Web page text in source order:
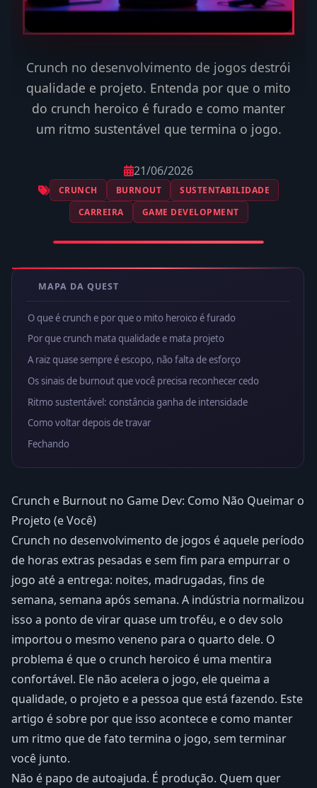
Crunch no desenvolvimento de jogos destrói
qualidade e projeto. Entenda por que o mito
do crunch heroico é furado e como manter
um ritmo sustentável que termina o jogo.
21/06/2026
CRUNCH BURNOUT
SUSTENTABILIDADE
CARREIRA
GAME DEVELOPMENT
MAPA DA QUEST
O que é crunch e por que o mito heroico é furado
Por que crunch mata qualidade e mata projeto
A raiz quase sempre é escopo, não falta de esforço
Os sinais de burnout que você precisa reconhecer cedo
Ritmo sustentável: constância ganha de intensidade
Como voltar depois de travar
Fechando
Crunch e Burnout no Game Dev: Como Não Queimar o
Projeto (e Você)
Crunch no desenvolvimento de jogos é aquele período
de horas extras pesadas e sem fim para empurrar o
jogo até a entrega: noites, madrugadas, fins de
semana, semana após semana. A indústria normalizou
isso a ponto de virar quase um troféu, e o dev solo
importou o mesmo veneno para o quarto dele. O
problema é que o crunch heroico é uma mentira
confortável. Ele não acelera o jogo, ele queima a
qualidade, o projeto e a pessoa que está fazendo. Este
artigo é sobre por que isso acontece e como manter
um ritmo que de fato termina o jogo, sem terminar
você junto.
Não é papo de autoajuda. É produção. Quem quer